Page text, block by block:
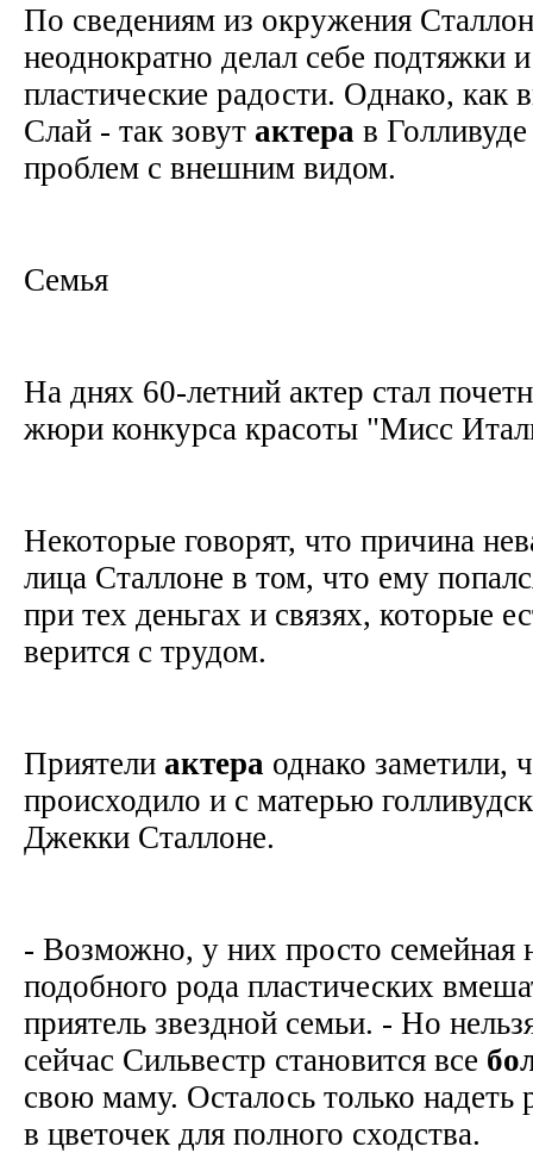
По сведениям из окружения
неоднократно делал себе подтяжки
пластические радости. Однако, как
Слай - так зовут актера в
проблем с внешним видом.
Семья
На днях 60-летний актер стал
жюри конкурса красоты "Мисс
Некоторые говорят, что причина
лица Сталлоне в том, что ему
при тех деньгах и связях, которые
верится с трудом.
Приятели актера однако заметили,
происходило и с матерью
Джекки Сталлоне.
- Возможно, у них просто семейная
подобного рода пластических
приятель звездной семьи. - Но
сейчас Сильвестр становится все
свою маму. Осталось только надеть
в цветочек для полного сходства.